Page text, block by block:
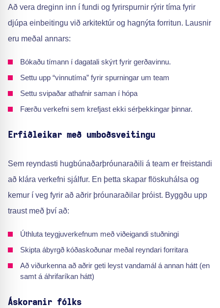
Að vera dreginn inn í fundi og fyrirspurnir rýrir tíma fyrir
djúpa einbeitingu við arkitektúr og hagnýta forritun. Lausnir
eru meðal annars:
Bókaðu tímann í dagatali skýrt fyrir gerðavinnu.
Settu upp “vinnutíma” fyrir spurningar um team
Settu svipaðar athafnir saman í hópa
Færðu verkefni sem krefjast ekki sérþekkingar þinnar.
Erfiðleikar með umboðsveitingu
Sem reyndasti hugbúnaðarþróunaraðili á team er freistandi
að klára verkefni sjálfur. En þetta skapar flöskuhálsa og
kemur í veg fyrir að aðrir þróunaraðilar þróist. Byggðu upp
traust með því að:
Úthluta teygjuverkefnum með viðeigandi stuðningi
Skipta ábyrgð kóðaskoðunar meðal reyndari forritara
Að viðurkenna að aðrir geti leyst vandamál á annan hátt (en
samt á áhrifaríkan hátt)
Áskoranir fólks